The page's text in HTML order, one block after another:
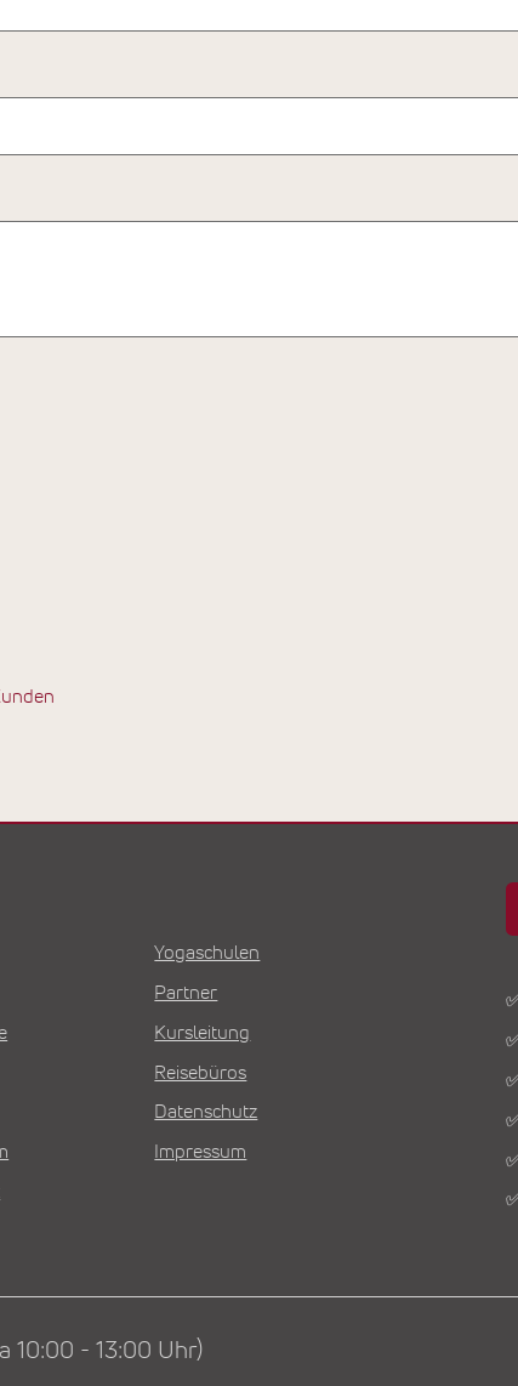
Yogaschulen
Partner
Kursleitung
Reisebüros
Datenschutz
Impressum
10:00 - 13:00 Uhr)